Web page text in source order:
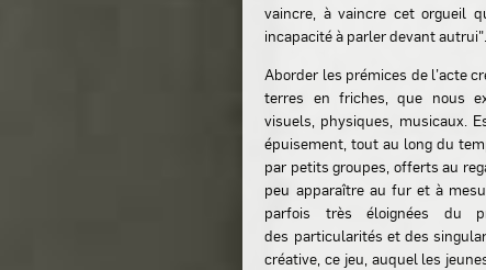
vaincre, à vaincre cet orgueil
incapacité à parler devant autrui".
Aborder les prémices de l’acte
terres en friches, que nous
visuels, physiques, musicaux.
épuisement, tout au long du
par petits groupes, offerts au
peu apparaître au fur et à
parfois très éloignées du
des particularités et des
créative, ce jeu, auquel les